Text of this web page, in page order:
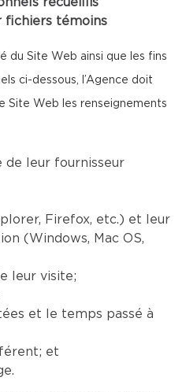
fichiers témoins
du Site Web ainsi que les fins
ci-dessous, l’Agence doit
Site Web les renseignements
de leur fournisseur
Firefox, etc.) et leur
(Windows, Mac OS,
leur visite;
et le temps passé à
et